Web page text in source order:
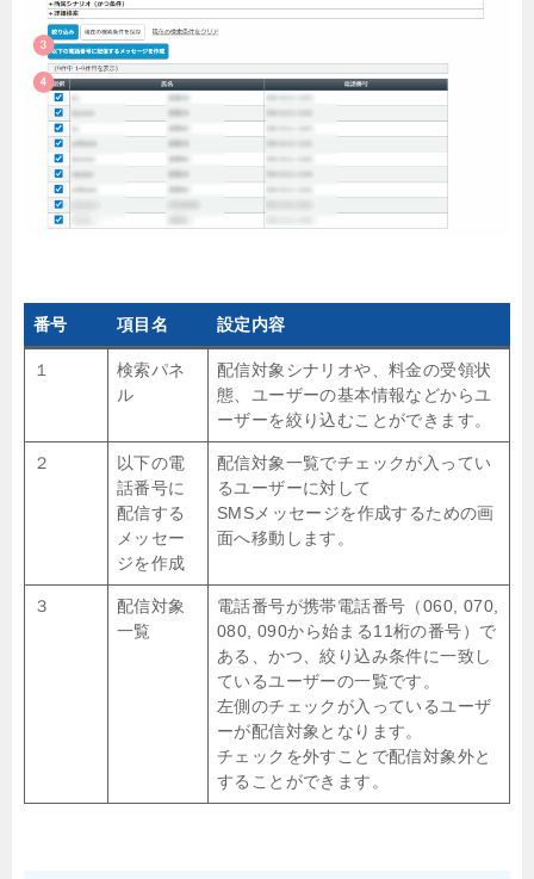
番号 項目名 設定内容
１
検索パネ
ル
配信対象シナリオや、料金の受領状
態、ユーザーの基本情報などからユ
ーザーを絞り込むことができます。
２
以下の電
話番号に
配信する
メッセー
ジを作成
配信対象一覧でチェックが入ってい
るユーザーに対して
SMSメッセージを作成するための画
面へ移動します。
３
配信対象
一覧
電話番号が携帯電話番号（060, 070,
080, 090から始まる11桁の番号）で
ある、かつ、絞り込み条件に一致し
ているユーザーの一覧です。
左側のチェックが入っているユーザ
ーが配信対象となります。
チェックを外すことで配信対象外と
することができます。